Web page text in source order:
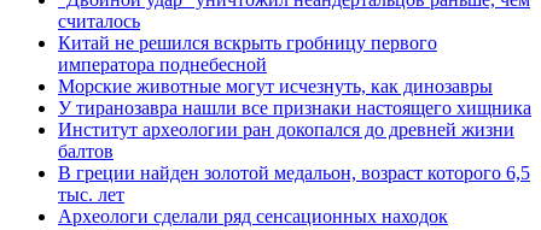
считалось
Китай не решился вскрыть гробницу первого
императора поднебесной
Морские животные могут исчезнуть, как динозавры
У тиранозавра нашли все признаки настоящего хищника
Институт археологии ран докопался до древней жизни
балтов
В греции найден золотой медальон, возраст которого 6,5
тыс. лет
Археологи сделали ряд сенсационных находок